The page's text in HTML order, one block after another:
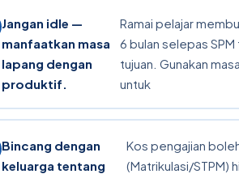
Jangan idle —
manfaatkan masa
lapang dengan
produktif.
Ramai pelajar
6 bulan selepas SPM
tujuan. Gunakan
untuk
Bincang dengan
keluarga tentang
Kos pengajian
(Matrikulasi/STPM)